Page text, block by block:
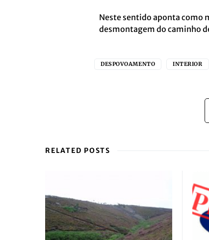
Neste sentido aponta como
desmontagem do caminho
DESPOVOAMENTO INTERIOR
RELATED POSTS